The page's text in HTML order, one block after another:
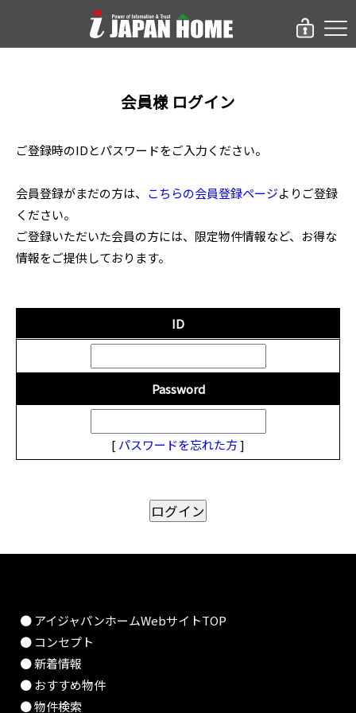
会員様 ログイン
ご登録時のIDとパスワードをご入力ください。
会員登録がまだの方は、 こちらの会員登録ページよりご登録
ください。
ご登録いただいた会員の方には、限定物件情報など、お得な
情報をご提供しております。
ID
Password
[ パスワードを忘れた方]
● アイジャパンホームWebサイトTOP
● コンセプト
● 新着情報
● おすすめ物件
● 物件検索